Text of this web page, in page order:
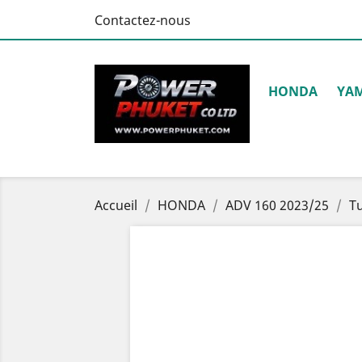
Contactez-nous
HONDA
Accueil HONDA ADV 160 2023/25